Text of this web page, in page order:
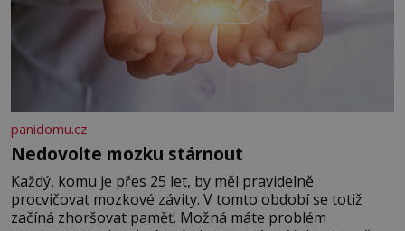
panidomu.cz
Nedovolte mozku stárnout
Každý, komu je přes 25 let, by měl pravidelně
procvičovat mozkové závity. V tomto období se totiž
začíná zhoršovat paměť. Možná máte problém